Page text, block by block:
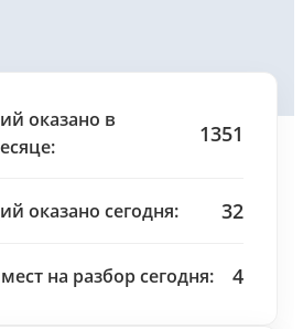
оказано в
1351
оказано сегодня: 32
на разбор сегодня: 4